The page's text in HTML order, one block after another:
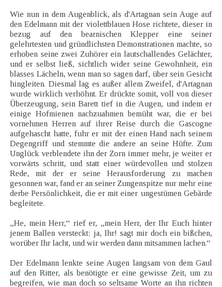
Wie nun in dem Augenblick, als d'Artagnan sein Auge auf
den Edelmann mit der violettblauen Hose richtete, dieser in
bezug auf den bearnischen Klepper eine seiner
gelehrtesten und gründlichsten Demonstrationen machte, so
erhoben seine zwei Zuhörer ein lautschallendes Gelächter,
und er selbst ließ, sichtlich wider seine Gewohnheit, ein
blasses Lächeln, wenn man so sagen darf, über sein Gesicht
hingleiten. Diesmal lag es außer allem Zweifel, d'Artagnan
wurde wirklich verhöhnt. Er drückte somit, voll von dieser
Überzeugung, sein Barett tief in die Augen, und indem er
einige Hofmienen nachzuahmen bemüht war, die er bei
vornehmen Herren auf ihrer Reise durch die Gascogne
aufgehascht hatte, fuhr er mit der einen Hand nach seinem
Degengriff und stemmte die andere an seine Hüfte. Zum
Unglück verblendete ihn der Zorn immer mehr, je weiter er
vorwärts schritt, und statt einer würdevollen und stolzen
Rede, mit der er seine Herausforderung zu machen
gesonnen war, fand er an seiner Zungenspitze nur mehr eine
derbe Persönlichkeit, die er mit einer ungestümen Gebärde
begleitete.
„He, mein Herr,“ rief er, „mein Herr, der Ihr Euch hinter
jenem Ballen versteckt; ja, Ihr! sagt mir doch ein bißchen,
worüber Ihr lacht, und wir werden dann mitsammen lachen.“
Der Edelmann lenkte seine Augen langsam von dem Gaul
auf den Ritter, als benötigte er eine gewisse Zeit, um zu
begreifen, wie man doch so seltsame Worte an ihn richten